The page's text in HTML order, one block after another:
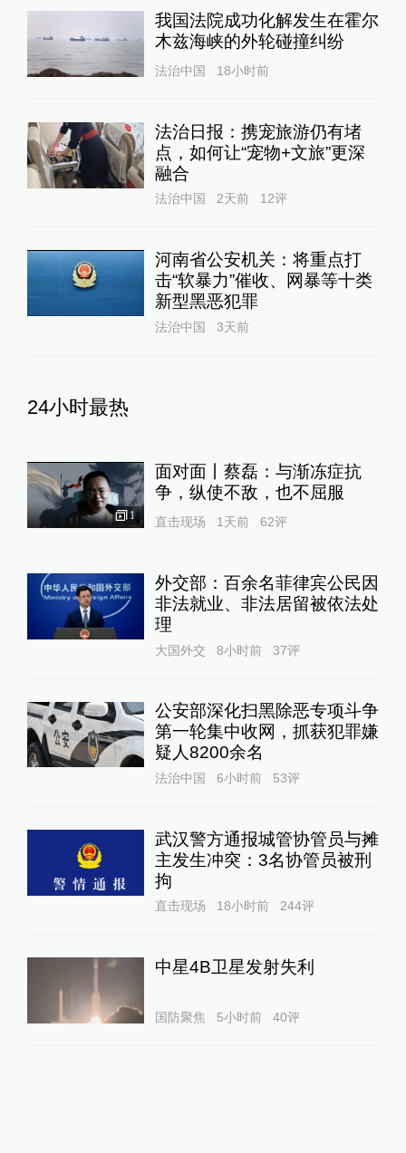
我国法院成功化解发生在霍尔
木兹海峡的外轮碰撞纠纷
法治中国 18小时前
法治日报：携宠旅游仍有堵
点，如何让“宠物+文旅”更深
融合
法治中国 2天前 12评
河南省公安机关：将重点打
击“软暴力”催收、网暴等十类
新型黑恶犯罪
法治中国 3天前
24小时最热
1
面对面丨蔡磊：与渐冻症抗
争，纵使不敌，也不屈服
直击现场 1天前 62评
外交部：百余名菲律宾公民因
非法就业、非法居留被依法处
理
大国外交 8小时前 37评
公安部深化扫黑除恶专项斗争
第一轮集中收网，抓获犯罪嫌
疑人8200余名
法治中国 6小时前 53评
武汉警方通报城管协管员与摊
主发生冲突：3名协管员被刑
拘
直击现场 18小时前 244评
中星4B卫星发射失利
国防聚焦 5小时前 40评